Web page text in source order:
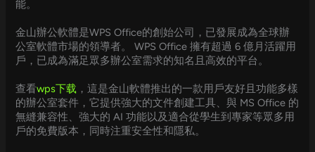
能。
金山辦公軟體是WPS Office的創始公司，已發展成為全球辦
公室軟體市場的領導者。 WPS Office 擁有超過 6 億月活躍用
戶，已成為滿足眾多辦公室需求的知名且高效的平台。
查看wps下载 ，這是金山軟體推出的一款用戶友好且功能多樣
的辦公室套件，它提供強大的文件創建工具、與 MS Office 的
無縫兼容性、強大的 AI 功能以及適合從學生到專家等眾多用
戶的免費版本，同時注重安全性和隱私。